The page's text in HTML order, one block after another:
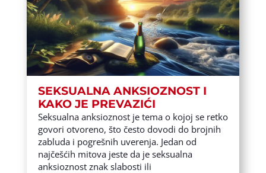
SEKSUALNA ANKSIOZNOST I
KAKO JE PREVAZIĆI
Seksualna anksioznost je tema o kojoj se retko
govori otvoreno, što često dovodi do brojnih
zabluda i pogrešnih uverenja. Jedan od
najčešćih mitova jeste da je seksualna
anksioznost znak slabosti ili